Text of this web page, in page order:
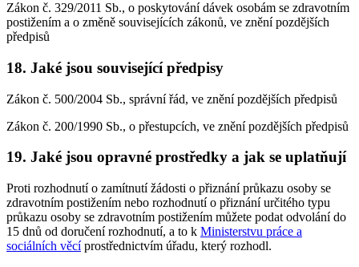
Zákon č. 329/2011 Sb., o poskytování dávek osobám se zdravotním
postižením a o změně souvisejících zákonů, ve znění pozdějších
předpisů
18. Jaké jsou související předpisy
Zákon č. 500/2004 Sb., správní řád, ve znění pozdějších předpisů
Zákon č. 200/1990 Sb., o přestupcích, ve znění pozdějších předpisů
19. Jaké jsou opravné prostředky a jak se uplatňují
Proti rozhodnutí o zamítnutí žádosti o přiznání průkazu osoby se
zdravotním postižením nebo rozhodnutí o přiznání určitého typu
průkazu osoby se zdravotním postižením můžete podat odvolání do
15 dnů od doručení rozhodnutí, a to k Ministerstvu práce a
sociálních věcíprostřednictvím úřadu, který rozhodl.